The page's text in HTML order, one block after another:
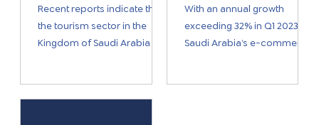
Recent reports indicate that
the tourism sector in the
Kingdom of Saudi Arabia is
Vision...
With an annual growth
exceeding 32% in Q1 2023 ,
Saudi Arabia’s e-commerce